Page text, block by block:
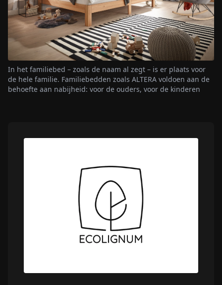
In het familiebed – zoals de naam al zegt – is er plaats voor
de hele familie. Familiebedden zoals ALTERA voldoen aan de
behoefte aan nabijheid: voor de ouders, voor de kinderen